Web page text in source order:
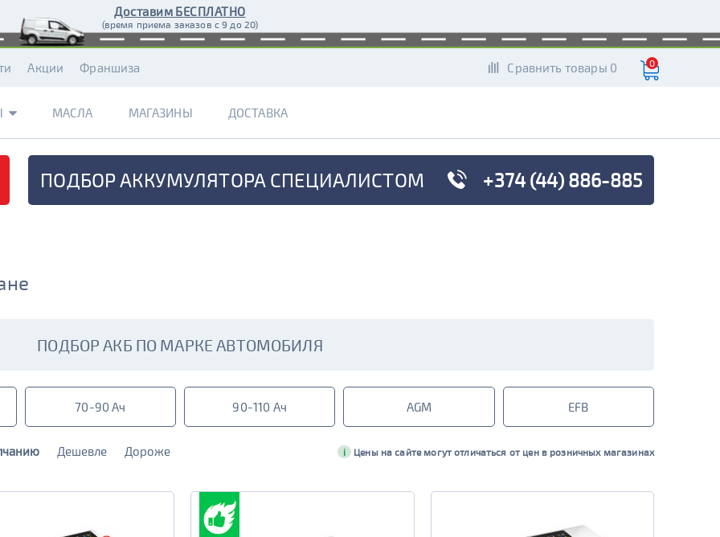
Доставим БЕСПЛАТНО
(время приема заказов с 9 до 20)
Акции Франшиза Сравнить товары 0 0
МАСЛА МАГАЗИНЫ ДОСТАВКА
ПОДБОР АККУМУЛЯТОРА СПЕЦИАЛИСТОМ +374 (44) 886-885
ПОДБОР АКБ ПО МАРКЕ АВТОМОБИЛЯ
70-90 Ач 90-110 Ач AGM EFB
Дешевле Дороже i Цены на сайте могут отличаться от цен в розничных магазинах